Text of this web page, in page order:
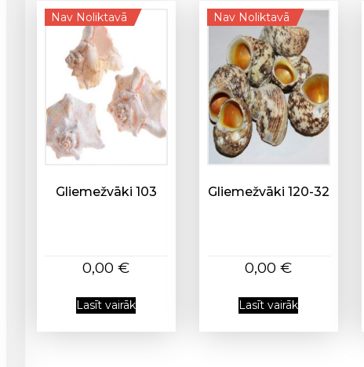
Nav Noliktavā
Gliemežvāki 103
0,00€
Lasīt vairāk
Nav Noliktavā
Gliemežvāki 120-32
0,00€
Lasīt vairāk